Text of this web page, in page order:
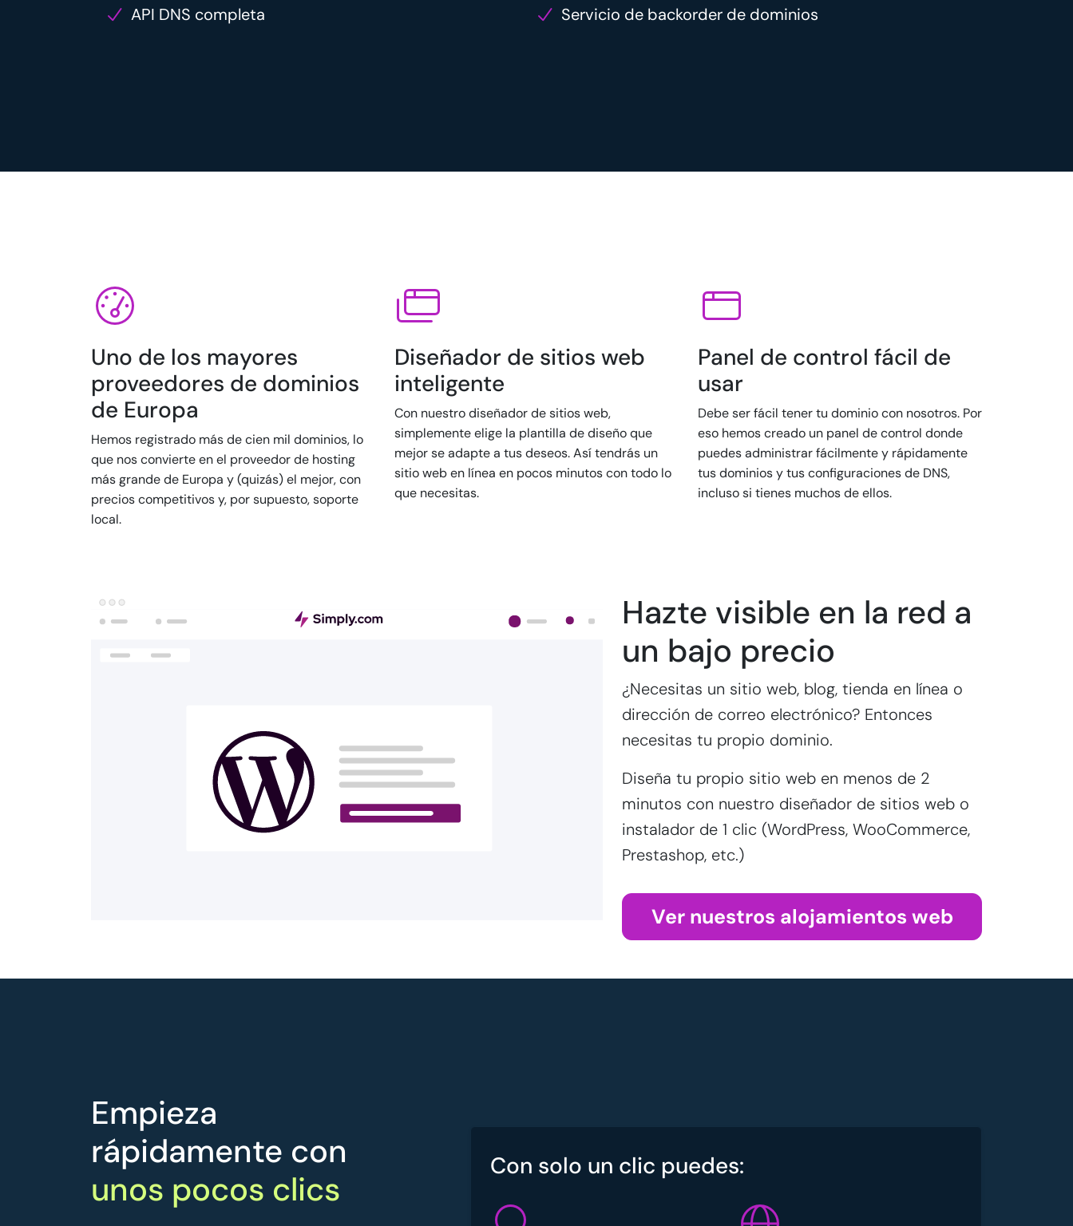
API DNS completa
Servicio de backorder de dominios
Uno de los mayores
proveedores de dominios
de Europa
Hemos registrado más de cien mil dominios, lo
que nos convierte en el proveedor de hosting
más grande de Europa y (quizás) el mejor, con
precios competitivos y, por supuesto, soporte
local.
Diseñador de sitios web
inteligente
Con nuestro diseñador de sitios web,
simplemente elige la plantilla de diseño que
mejor se adapte a tus deseos. Así tendrás un
sitio web en línea en pocos minutos con todo lo
que necesitas.
Panel de control fácil de
usar
Debe ser fácil tener tu dominio con nosotros. Por
eso hemos creado un panel de control donde
puedes administrar fácilmente y rápidamente
tus dominios y tus configuraciones de DNS,
incluso si tienes muchos de ellos.
Hazte visible en la red a
un bajo precio
¿Necesitas un sitio web, blog, tienda en línea o
dirección de correo electrónico? Entonces
necesitas tu propio dominio.
Diseña tu propio sitio web en menos de 2
minutos con nuestro diseñador de sitios web o
instalador de 1 clic (WordPress, WooCommerce,
Prestashop, etc.)
Ver nuestros alojamientos web
Empieza
rápidamente con
unos pocos clics
Con solo un clic puedes: